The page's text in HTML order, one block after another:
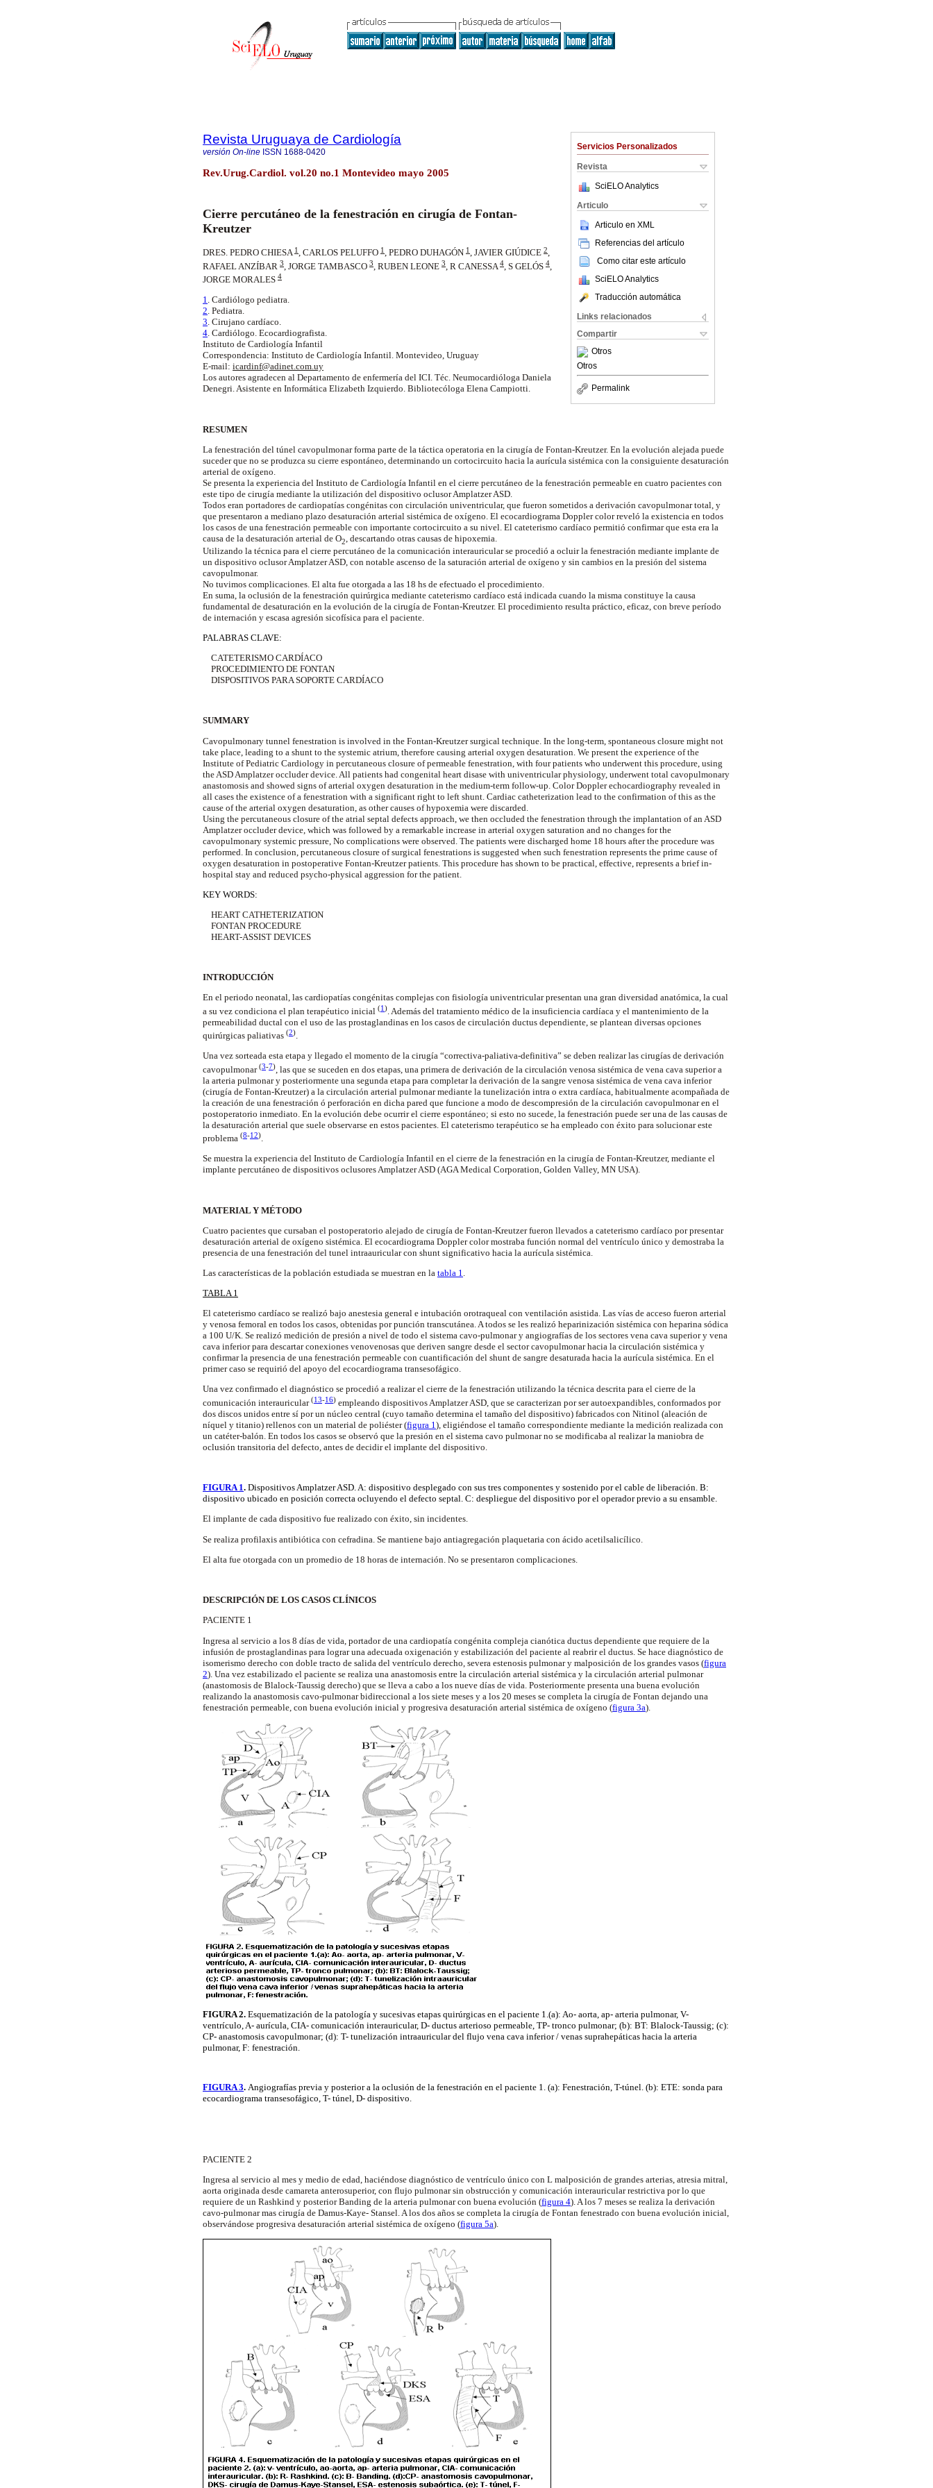
Servicios Personalizados
Revista
SciELO Analytics
Articulo
Articulo en XML
Referencias del artículo
Como citar este artículo
SciELO Analytics
Traducción automática
Links relacionados
Compartir
Otros
Otros
Permalink
Revista Uruguaya de Cardiología
versión On-line ISSN 1688-0420
Rev.Urug.Cardiol. vol.20 no.1 Montevideo mayo 2005
Cierre percutáneo de la fenestración en cirugía de Fontan-
Kreutzer
DRES. PEDRO CHIESA1, CARLOS PELUFFO 1, PEDRO DUHAGÓN 1, JAVIER GIÚDICE 2,
RAFAEL ANZÍBAR 3 , JORGE TAMBASCO 3 , RUBEN LEONE 3 , R CANESSA 4 , S GELÓS 4
JORGE MORALES 4
1. Cardiólogo pediatra.
2. Pediatra.
3. Cirujano cardíaco.
4. Cardiólogo. Ecocardiografista.
Instituto de Cardiología Infantil
Correspondencia: Instituto de Cardiología Infantil. Montevideo, Uruguay
E-mail: icardinf@adinet.com.uy
Los autores agradecen al Departamento de enfermería del ICI. Téc. Neumocardióloga Daniela
Denegri. Asistente en Informática Elizabeth Izquierdo. Bibliotecóloga Elena Campiotti.
RESUMEN
La fenestración del túnel cavopulmonar forma parte de la táctica operatoria en la cirugía de Fontan-Kreutzer. En la evolución alejada puede
suceder que no se produzca su cierre espontáneo, determinando un cortocircuito hacia la aurícula sistémica con la consiguiente desaturación
arterial de oxígeno.
Se presenta la experiencia del Instituto de Cardiología Infantil en el cierre percutáneo de la fenestración permeable en cuatro pacientes con
este tipo de cirugía mediante la utilización del dispositivo oclusor Amplatzer ASD.
Todos eran portadores de cardiopatías congénitas con circulación univentricular, que fueron sometidos a derivación cavopulmonar total, y
que presentaron a mediano plazo desaturación arterial sistémica de oxígeno. El ecocardiograma Doppler color reveló la existencia en todos
los casos de una fenestración permeable con importante cortocircuito a su nivel. El cateterismo cardíaco permitió confirmar que esta era la
causa de la desaturación arterial de O2, descartando otras causas de hipoxemia.
Utilizando la técnica para el cierre percutáneo de la comunicación interauricular se procedió a ocluir la fenestración mediante implante de
un dispositivo oclusor Amplatzer ASD, con notable ascenso de la saturación arterial de oxígeno y sin cambios en la presión del sistema
cavopulmonar.
No tuvimos complicaciones. El alta fue otorgada a las 18 hs de efectuado el procedimiento.
En suma, la oclusión de la fenestración quirúrgica mediante cateterismo cardíaco está indicada cuando la misma constituye la causa
fundamental de desaturación en la evolución de la cirugía de Fontan-Kreutzer. El procedimiento resulta práctico, eficaz, con breve período
de internación y escasa agresión sicofísica para el paciente.
PALABRAS CLAVE:
CATETERISMO CARDÍACO
PROCEDIMIENTO DE FONTAN
DISPOSITIVOS PARA SOPORTE CARDÍACO
SUMMARY
Cavopulmonary tunnel fenestration is involved in the Fontan-Kreutzer surgical technique. In the long-term, spontaneous closure might not
take place, leading to a shunt to the systemic atrium, therefore causing arterial oxygen desaturation. We present the experience of the
Institute of Pediatric Cardiology in percutaneous closure of permeable fenestration, with four patients who underwent this procedure, using
the ASD Amplatzer occluder device. All patients had congenital heart disase with univentricular physiology, underwent total cavopulmonary
anastomosis and showed signs of arterial oxygen desaturation in the medium-term follow-up. Color Doppler echocardiography revealed in
all cases the existence of a fenestration with a significant right to left shunt. Cardiac catheterization lead to the confirmation of this as the
cause of the arterial oxygen desaturation, as other causes of hypoxemia were discarded.
Using the percutaneous closure of the atrial septal defects approach, we then occluded the fenestration through the implantation of an ASD
Amplatzer occluder device, which was followed by a remarkable increase in arterial oxygen saturation and no changes for the
cavopulmonary systemic pressure, No complications were observed. The patients were discharged home 18 hours after the procedure was
performed. In conclusion, percutaneous closure of surgical fenestrations is suggested when such fenestration represents the prime cause of
oxygen desaturation in postoperative Fontan-Kreutzer patients. This procedure has shown to be practical, effective, represents a brief in-
hospital stay and reduced psycho-physical aggression for the patient.
KEY WORDS:
HEART CATHETERIZATION
FONTAN PROCEDURE
HEART-ASSIST DEVICES
INTRODUCCIÓN
En el periodo neonatal, las cardiopatías congénitas complejas con fisiología univentricular presentan una gran diversidad anatómica, la cual
a su vez condiciona el plan terapéutico inicial (1) . Además del tratamiento médico de la insuficiencia cardíaca y el mantenimiento de la
permeabilidad ductal con el uso de las prostaglandinas en los casos de circulación ductus dependiente, se plantean diversas opciones
quirúrgicas paliativas (2).
Una vez sorteada esta etapa y llegado el momento de la cirugía “correctiva-paliativa-definitiva” se deben realizar las cirugías de derivación
cavopulmonar(3-7) , las que se suceden en dos etapas, una primera de derivación de la circulación venosa sistémica de vena cava superior a
la arteria pulmonar y posteriormente una segunda etapa para completar la derivación de la sangre venosa sistémica de vena cava inferior
(cirugía de Fontan-Kreutzer) a la circulación arterial pulmonar mediante la tunelización intra o extra cardíaca, habitualmente acompañada de
la creación de una fenestración ó perforación en dicha pared que funcione a modo de descompresión de la circulación cavopulmonar en el
postoperatorio inmediato. En la evolución debe ocurrir el cierre espontáneo; si esto no sucede, la fenestración puede ser una de las causas de
la desaturación arterial que suele observarse en estos pacientes. El cateterismo terapéutico se ha empleado con éxito para solucionar este
problema (8-12)
Se muestra la experiencia del Instituto de Cardiología Infantil en el cierre de la fenestración en la cirugía de Fontan-Kreutzer, mediante el
implante percutáneo de dispositivos oclusores Amplatzer ASD (AGA Medical Corporation, Golden Valley, MN USA).
MATERIAL Y MÉTODO
Cuatro pacientes que cursaban el postoperatorio alejado de cirugía de Fontan-Kreutzer fueron llevados a cateterismo cardíaco por presentar
desaturación arterial de oxígeno sistémica. El ecocardiograma Doppler color mostraba función normal del ventrículo único y demostraba la
presencia de una fenestración del tunel intraauricular con shunt significativo hacia la aurícula sistémica.
Las características de la población estudiada se muestran en la tabla 1
TABLA 1
El cateterismo cardíaco se realizó bajo anestesia general e intubación orotraqueal con ventilación asistida. Las vías de acceso fueron arterial
y venosa femoral en todos los casos, obtenidas por punción transcutánea. A todos se les realizó heparinización sistémica con heparina sódica
a 100 U/K. Se realizó medición de presión a nivel de todo el sistema cavo-pulmonar y angiografías de los sectores vena cava superior y vena
cava inferior para descartar conexiones venovenosas que deriven sangre desde el sector cavopulmonar hacia la circulación sistémica y
confirmar la presencia de una fenestración permeable con cuantificación del shunt de sangre desaturada hacia la aurícula sistémica. En el
primer caso se requirió del apoyo del ecocardiograma transesofágico.
Una vez confirmado el diagnóstico se procedió a realizar el cierre de la fenestración utilizando la técnica descrita para el cierre de la
comunicación interauricular(13-16) empleando dispositivos Amplatzer ASD, que se caracterizan por ser autoexpandibles, conformados por
dos discos unidos entre sí por un núcleo central (cuyo tamaño determina el tamaño del dispositivo) fabricados con Nitinol (aleación de
níquel y titanio) rellenos con un material de poliéster (figura 1 ), eligiéndose el tamaño correspondiente mediante la medición realizada con
un catéter-balón. En todos los casos se observó que la presión en el sistema cavo pulmonar no se modificaba al realizar la maniobra de
oclusión transitoria del defecto, antes de decidir el implante del dispositivo.
FIGURA 1. Dispositivos Amplatzer ASD. A: dispositivo desplegado con sus tres componentes y sostenido por el cable de liberación. B:
dispositivo ubicado en posición correcta ocluyendo el defecto septal. C: despliegue del dispositivo por el operador previo a su ensamble.
El implante de cada dispositivo fue realizado con éxito, sin incidentes.
Se realiza profilaxis antibiótica con cefradina. Se mantiene bajo antiagregación plaquetaria con ácido acetilsalicílico.
El alta fue otorgada con un promedio de 18 horas de internación. No se presentaron complicaciones.
DESCRIPCIÓN DE LOS CASOS CLÍNICOS
PACIENTE 1
Ingresa al servicio a los 8 días de vida, portador de una cardiopatía congénita compleja cianótica ductus dependiente que requiere de la
infusión de prostaglandinas para lograr una adecuada oxigenación y estabilización del paciente al reabrir el ductus. Se hace diagnóstico de
isomerismo derecho con doble tracto de salida del ventrículo derecho, severa estenosis pulmonar y malposición de los grandes vasos (figura
2). Una vez estabilizado el paciente se realiza una anastomosis entre la circulación arterial sistémica y la circulación arterial pulmonar
(anastomosis de Blalock-Taussig derecho) que se lleva a cabo a los nueve días de vida. Posteriormente presenta una buena evolución
realizando la anastomosis cavo-pulmonar bidireccional a los siete meses y a los 20 meses se completa la cirugía de Fontan dejando una
fenestración permeable, con buena evolución inicial y progresiva desaturación arterial sistémica de oxígeno (figura 3a).
FIGURA 2. Esquematización de la patología y sucesivas etapas quirúrgicas en el paciente 1.(a): Ao- aorta, ap- arteria pulmonar, V-
ventrículo, A- aurícula, CIA- comunicación interauricular, D- ductus arterioso permeable, TP- tronco pulmonar; (b): BT: Blalock-Taussig; (c):
CP- anastomosis cavopulmonar; (d): T- tunelización intraauricular del flujo vena cava inferior / venas suprahepáticas hacia la arteria
pulmonar, F: fenestración.
FIGURA 3. Angiografías previa y posterior a la oclusión de la fenestración en el paciente 1. (a): Fenestración, T-túnel. (b): ETE: sonda para
ecocardiograma transesofágico, T- túnel, D- dispositivo.
PACIENTE 2
Ingresa al servicio al mes y medio de edad, haciéndose diagnóstico de ventrículo único con L malposición de grandes arterias, atresia mitral,
aorta originada desde camareta anterosuperior, con flujo pulmonar sin obstrucción y comunicación interauricular restrictiva por lo que
requiere de un Rashkind y posterior Banding de la arteria pulmonar con buena evolución (figura 4). A los 7 meses se realiza la derivación
cavo-pulmonar mas cirugía de Damus-Kaye- Stansel. A los dos años se completa la cirugía de Fontan fenestrado con buena evolución inicial,
observándose progresiva desaturación arterial sistémica de oxígeno (figura 5a).